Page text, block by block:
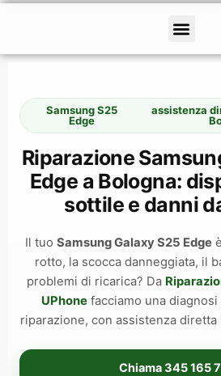
Samsung S25
Edge
assistenza
Riparazione
Edge a Bologna:
sottile e danni
Il tuo Samsung Galaxy S25 Edge
rotto, la scocca danneggiata, il
problemi di ricarica? Da
UPhonefacciamo una diagnosi
riparazione, con assistenza diretta
Chiama 345 165